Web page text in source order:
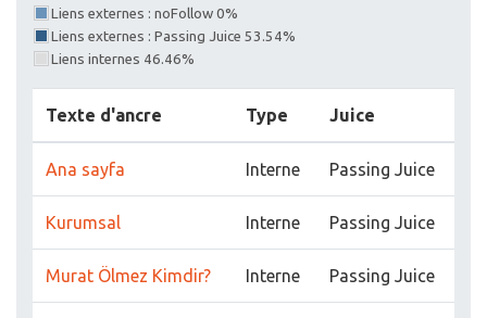
Liens externes : noFollow 0%
Liens externes : Passing Juice 53.54%
Liens internes 46.46%
Texte d'ancre Type Juice
Ana sayfa Interne Passing Juice
Kurumsal Interne Passing Juice
Murat Ölmez Kimdir? Interne Passing Juice